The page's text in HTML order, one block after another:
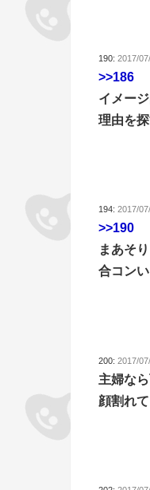
190: 2017/
>>186
イメー
理由を
194: 2017/
>>190
まあそ
合コンい
200: 2017/
主婦な
顔割れ